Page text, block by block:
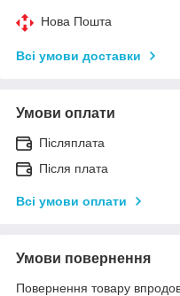
Нова Пошта
Всі умови доставки
Умови оплати
Післяплата
Після плата
Всі умови оплати
Умови повернення
Повернення товару